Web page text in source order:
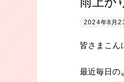
2024年8月
皆さまこん
最近毎日の